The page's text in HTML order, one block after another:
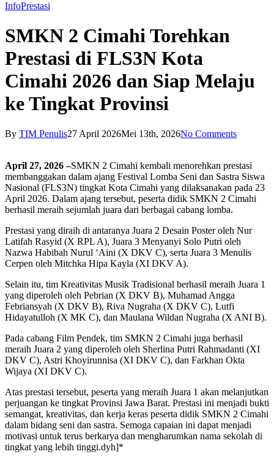
InfoPrestasi
SMKN 2 Cimahi Torehkan
Prestasi di FLS3N Kota
Cimahi 2026 dan Siap Melaju
ke Tingkat Provinsi
By TIM Penulis27 April 2026Mei 13th, 2026No Comments
April 27, 2026 –SMKN 2 Cimahi kembali menorehkan prestasi
membanggakan dalam ajang Festival Lomba Seni dan Sastra Siswa
Nasional (FLS3N) tingkat Kota Cimahi yang dilaksanakan pada 23
April 2026. Dalam ajang tersebut, peserta didik SMKN 2 Cimahi
berhasil meraih sejumlah juara dari berbagai cabang lomba.
Prestasi yang diraih di antaranya Juara 2 Desain Poster oleh Nur
Latifah Rasyid (X RPL A), Juara 3 Menyanyi Solo Putri oleh
Nazwa Habibah Nurul ‘Aini (X DKV C), serta Juara 3 Menulis
Cerpen oleh Mitchka Hipa Kayla (XI DKV A).
Selain itu, tim Kreativitas Musik Tradisional berhasil meraih Juara 1
yang diperoleh oleh Pebrian (X DKV B), Muhamad Angga
Febriansyah (X DKV B), Riva Nugraha (X DKV C), Lutfi
Hidayatulloh (X MK C), dan Maulana Wildan Nugraha (X ANI B).
Pada cabang Film Pendek, tim SMKN 2 Cimahi juga berhasil
meraih Juara 2 yang diperoleh oleh Sherlina Putri Rahmadanti (XI
DKV C), Astri Khoyirunnisa (XI DKV C), dan Farkhan Okta
Wijaya (XI DKV C).
Atas prestasi tersebut, peserta yang meraih Juara 1 akan melanjutkan
perjuangan ke tingkat Provinsi Jawa Barat. Prestasi ini menjadi bukti
semangat, kreativitas, dan kerja keras peserta didik SMKN 2 Cimahi
dalam bidang seni dan sastra. Semoga capaian ini dapat menjadi
motivasi untuk terus berkarya dan mengharumkan nama sekolah di
tingkat yang lebih tinggi.dyh]*